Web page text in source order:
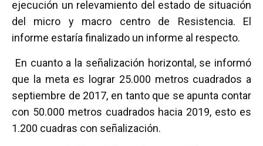
ejecución un relevamiento del estado de situación
del micro y macro centro de Resistencia. El
informe estaría finalizado un informe al respecto.
En cuanto a la señalización horizontal, se informó
que la meta es lograr 25.000 metros cuadrados a
septiembre de 2017, en tanto que se apunta contar
con 50.000 metros cuadrados hacia 2019, esto es
1.200 cuadras con señalización.